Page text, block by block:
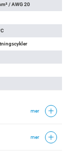
/ AWG 20
mer
mer